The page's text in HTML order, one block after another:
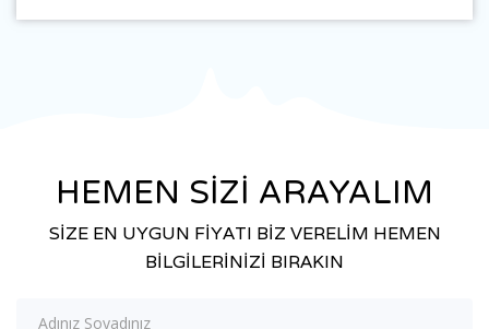
HEMEN SİZİ ARAYALIM
SİZE EN UYGUN FİYATI BİZ VERELİM HEMEN
BİLGİLERİNİZİ BIRAKIN